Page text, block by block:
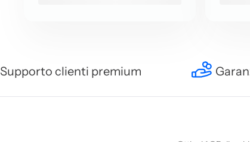
Supporto clienti premium